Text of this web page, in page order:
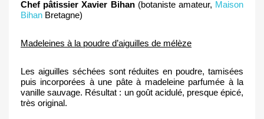
Chef pâtissier Xavier Bihan (botaniste amateur, Maison
Bihan Bretagne)
Madeleines à la poudre d’aiguilles de mélèze
Les aiguilles séchées sont réduites en poudre, tamisées
puis incorporées à une pâte à madeleine parfumée à la
vanille sauvage. Résultat : un goût acidulé, presque épicé,
très original.